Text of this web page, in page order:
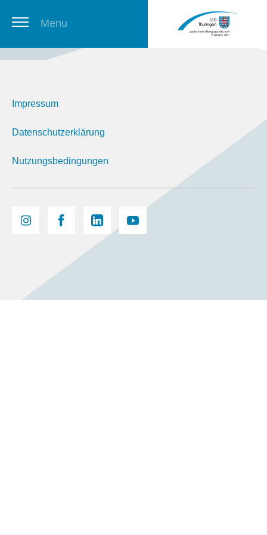
Menu
Newsletter
Impressum
Datenschutzerklärung
Nutzungsbedingungen